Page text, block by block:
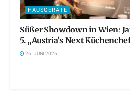
HAUSGERÄTE
Süßer Showdown in Wien:
5. „Austria’s Next
26. JUNI 2026